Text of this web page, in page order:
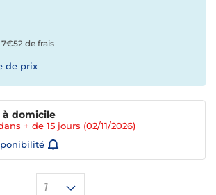
de frais
de prix
1
à domicile
+ de 15 jours (02/11/2026)